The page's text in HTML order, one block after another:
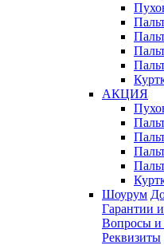
АКЦИЯ
Шоурум
Гарантии
Вопросы и
Реквизиты